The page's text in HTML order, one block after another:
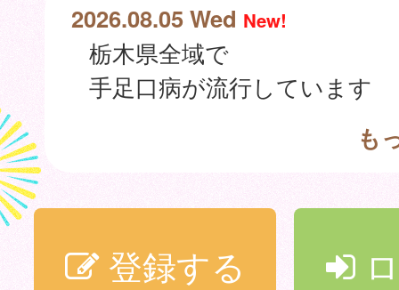
2026.08.05 Wed New!
栃木県全域で
手足口病が流行しています
も
登録する